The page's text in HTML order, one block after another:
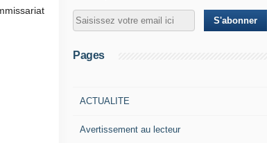
Pages
ACTUALITE
Avertissement au lecteur